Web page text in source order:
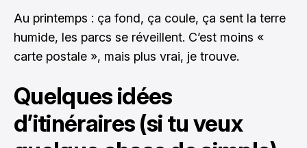
Au printemps : ça fond, ça coule, ça sent la terre
humide, les parcs se réveillent. C’est moins «
carte postale », mais plus vrai, je trouve.
Quelques idées
d’itinéraires (si tu veux